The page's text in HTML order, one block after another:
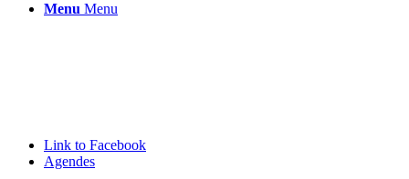
Menu Menu
Link to Facebook
Agendes